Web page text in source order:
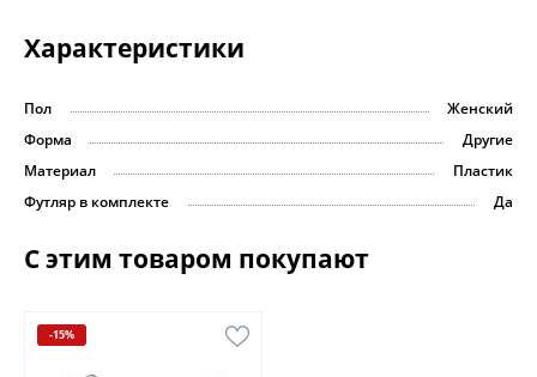
Характеристики
Пол
Женский
Форма
Другие
Материал
Пластик
Футляр в комплекте
Да
С этим товаром покупают
-15%